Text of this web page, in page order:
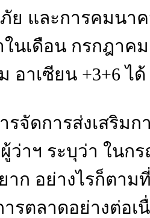
ย และการคมนา
ในเดือน กรกฎาค
อาเซียน +3+6 ได้
รจัดการส่งเสริม
ว่าฯ ระบุว่า ในก
าก อย่างไรก็ตาม
ารตลาดอย่างต่อ